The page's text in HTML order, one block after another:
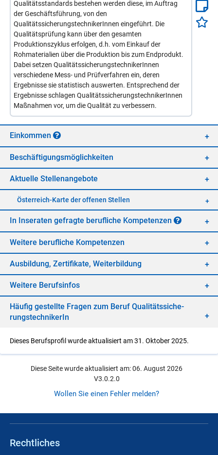
Qualitätsstandards bestehen werden diese, im Auftrag
der Geschäftsführung, von den
QualitätssicherungstechnikerInnen eingeführt. Die
Qualitätsprüfung kann über den gesamten
Produktionszyklus erfolgen, d.h. vom Einkauf der
Rohmaterialien über die Produktion bis zum Endprodukt.
Dabei setzen QualitätssicherungstechnikerInnen
verschiedene Mess- und Prüfverfahren ein, deren
Ergebnisse sie statistisch auswerten. Entsprechend der
Ergebnisse schlagen QualitätssicherungstechnikerInnen
Maßnahmen vor, um die Qualität zu verbessern.
Ein­kom­men
Be­schäf­ti­gungs­mög­lich­kei­ten
Ak­tu­el­le Stel­len­an­ge­bo­te
Öster­reich-Kar­te der of­fe­nen Stel­len
In In­se­ra­ten ge­frag­te be­ruf­li­che Kom­pe­ten­zen
Wei­te­re be­ruf­li­che Kom­pe­ten­zen
Aus­bil­dung, Zer­ti­fi­ka­te, Wei­ter­bil­dung
Wei­te­re Be­rufs­in­fos
Häu­fig ge­stell­te Fra­gen zum Be­ruf Qua­li­täts­si­che­
rungs­tech­ni­ke­rIn
Dieses Berufsprofil wurde aktualisiert am 31. Oktober 2025.
Diese Seite wurde aktualisiert am: 06. August 2026
V3.0.2.0
Wollen Sie einen Fehler melden?
Rechtliches